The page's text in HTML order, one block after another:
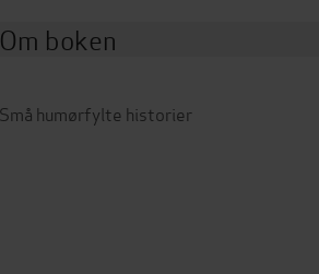
Om boken